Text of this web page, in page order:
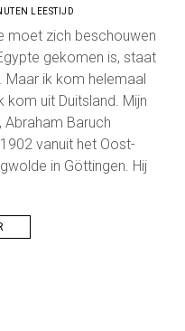
LEESTIJD
moet zich beschouwen
gekomen is, staat
Maar ik kom helemaal
kom uit Duitsland. Mijn
Baruch
vanuit het Oost-
in Göttingen. Hij